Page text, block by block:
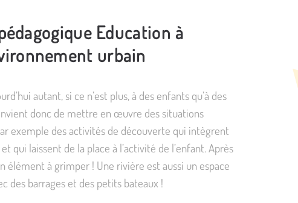
Education à
urbain
autant, si ce n’est plus, à des enfants qu’à des
donc de mettre en œuvre des situations
exemple des activités de découverte qui intègrent
qui laissent de la place à l’activité de l’enfant. Après
élément à grimper ! Une rivière est aussi un espace
des barrages et des petits bateaux !